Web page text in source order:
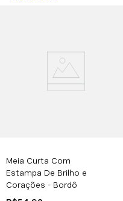
Meia Curta Com
Estampa De Brilho e
Corações - Bordô